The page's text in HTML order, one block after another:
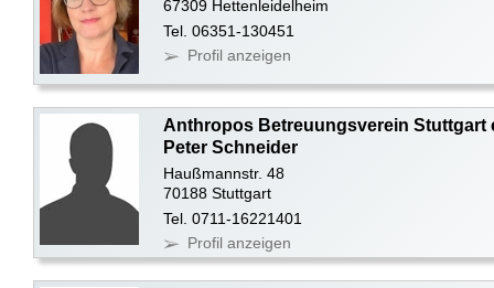
67309 Hettenleidelheim
Tel. 06351-130451
Profil anzeigen
Anthropos Betreuungsverein Stuttgart
Peter Schneider
Haußmannstr. 48
70188 Stuttgart
Tel. 0711-16221401
Profil anzeigen